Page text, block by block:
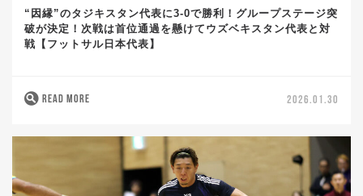
“因縁”のタジキスタン代表に3-0で勝利！グループステージ突
破が決定！次戦は首位通過を懸けてウズベキスタン代表と対
戦【フットサル日本代表】
READ MORE 2026.01.30